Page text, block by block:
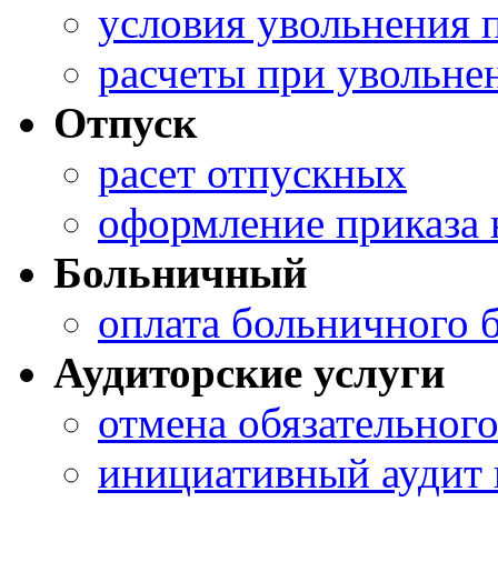
условия
расчеты при
Отпуск
расет отпускных
оформление приказа
Больничный
оплата больничного
Аудиторские услуги
отмена
инициативный аудит